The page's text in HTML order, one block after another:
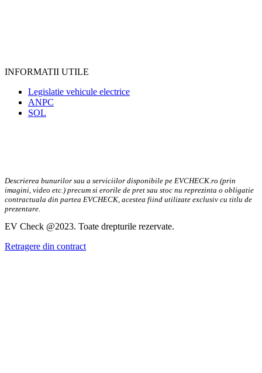
INFORMATII UTILE
Legislatie vehicule electrice
ANPC
SOL
Descrierea bunurilor sau a serviciilor disponibile pe EVCHECK.ro (prin
imagini, video etc.) precum si erorile de pret sau stoc nu reprezinta o obligatie
contractuala din partea EVCHECK, acestea fiind utilizate exclusiv cu titlu de
prezentare.
EV Check @2023. Toate drepturile rezervate.
Retragere din contract